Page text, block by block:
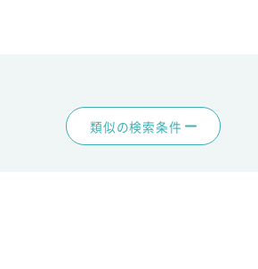
類似の検索条件